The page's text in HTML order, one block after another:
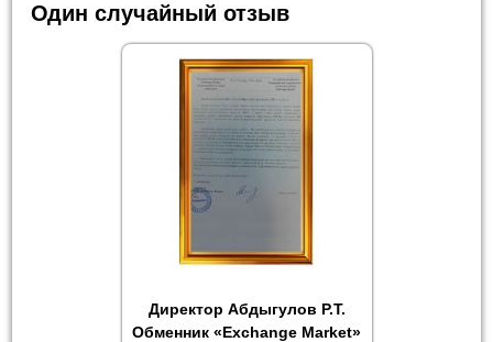
Один случайный отзыв
Директор Абдыгулов Р.Т.
Обменник «Exchange Market»